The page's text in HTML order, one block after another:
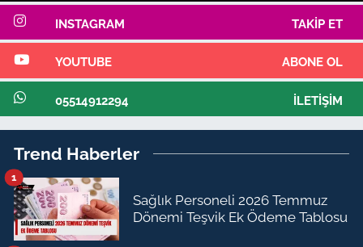
INSTAGRAM TAKIP ET
YOUTUBE ABONE OL
05514912294 İLETIŞIM
Trend Haberler
Sağlık Personeli 2026 Temmuz
Dönemi Teşvik Ek Ödeme Tablosu
1